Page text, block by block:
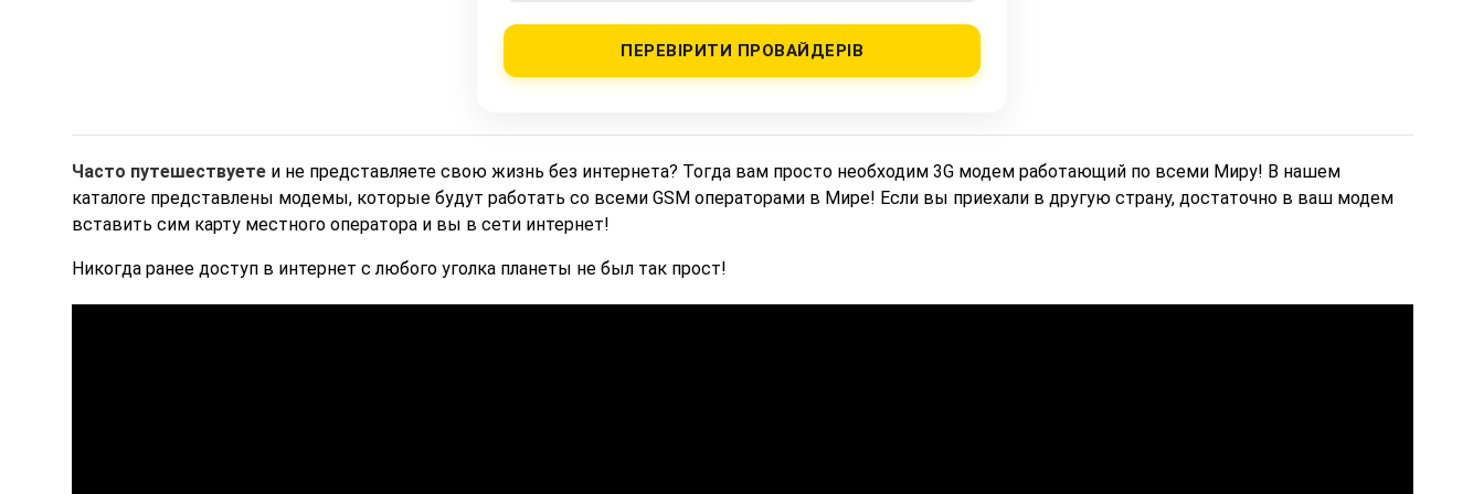
ПЕРЕВІРИТИ ПРОВАЙДЕРІВ
Часто путешествуетеи не представляете свою жизнь без интернета? Тогда вам просто необходим 3G модем работающий по всеми Миру! В нашем
каталоге представлены модемы, которые будут работать со всеми GSM операторами в Мире! Если вы приехали в другую страну, достаточно в ваш модем
вставить сим карту местного оператора и вы в сети интернет!
Никогда ранее доступ в интернет с любого уголка планеты не был так прост!